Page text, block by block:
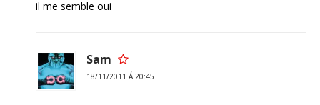
il me semble oui
Sam
18/11/2011 Á 20:45